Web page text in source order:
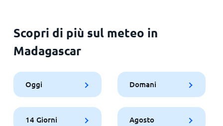
Scopri di più sul meteo in
Madagascar
Oggi Domani
14 Giorni Agosto